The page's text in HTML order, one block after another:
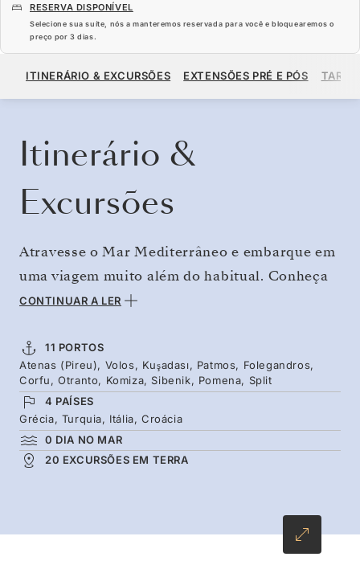
RESERVA DISPONÍVEL
Selecione sua suíte, nós a manteremos reservada para você e bloquearemos o
preço por 3 dias.
A PARTIR DE US$ 8.640
ITINERÁRIO & EXCURSÕES EXTENSÕES PRÉ E PÓS
Itinerário &
Excursões
Atravesse o Mar Mediterrâneo e embarque em
uma viagem muito além do habitual. Conheça
os locais tombados pela UNESCO — desde a
onde se diz que São João escreveu o
Apocalipse. No calor da primavera, descubra
Folegandros — uma ilha intocada, prima de
Santorini, com vistas igualmente
deslumbrantes. Siga em direção às águas
cristalinas das ilhas croatas, desde as ruínas
florestas de Mljet, antes de terminar sua
viagem na histórica Split.
CONTINUAR A LER
11 PORTOS
Atenas (Pireu), Volos, Kuşadası, Patmos, Folegandros,
Corfu, Otranto, Komiza, Sibenik, Pomena, Split
4 PAÍSES
Grécia, Turquia, Itália, Croácia
0 DIA NO MAR
20 EXCURSÕES EM TERRA